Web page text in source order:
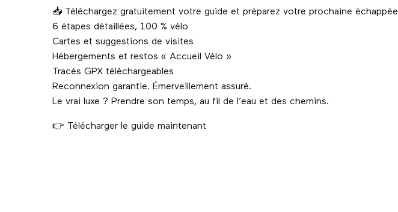
📥 Téléchargez gratuitement votre guide et préparez votre prochaine échappée
6 étapes détaillées, 100 % vélo
Cartes et suggestions de visites
Hébergements et restos « Accueil Vélo »
Tracés GPX téléchargeables
Reconnexion garantie. Émerveillement assuré.
Le vrai luxe ? Prendre son temps, au fil de l’eau et des chemins.
👉 Télécharger le guide maintenant